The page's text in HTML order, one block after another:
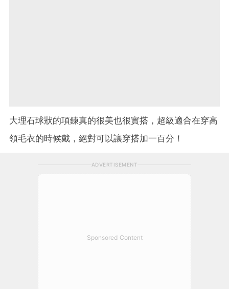
大理石球狀的項鍊真的很美也很實搭，超級適合在穿高
領毛衣的時候戴，絕對可以讓穿搭加一百分！
ADVERTISEMENT
Sponsored Content